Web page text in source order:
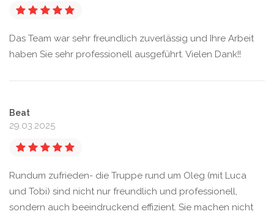
Das Team war sehr freundlich zuverlässig und Ihre Arbeit
haben Sie sehr professionell ausgeführt. Vielen Dank!!
Beat
29.03.2025
Rundum zufrieden- die Truppe rund um Oleg (mit Luca
und Tobi) sind nicht nur freundlich und professionell,
sondern auch beeindruckend effizient. Sie machen nicht